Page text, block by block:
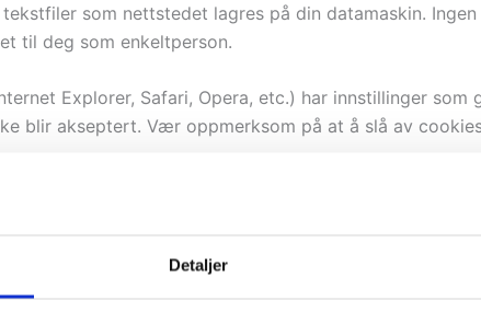
Detaljer
som nettstedet lagres på din datamaskin.
til deg som enkeltperson.
Explorer, Safari, Opera, etc.) har innstillinger
blir akseptert. Vær oppmerksom på at å slå av
håndtere videoavspilling (Vimeo og Youtube), og for